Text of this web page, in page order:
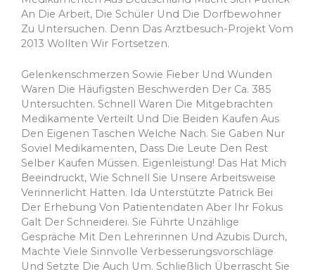
An Die Arbeit, Die Schüler Und Die Dorfbewohner
Zu Untersuchen. Denn Das Arztbesuch-Projekt Vom
2013 Wollten Wir Fortsetzen.
Gelenkenschmerzen Sowie Fieber Und Wunden
Waren Die Häufigsten Beschwerden Der Ca. 385
Untersuchten. Schnell Waren Die Mitgebrachten
Medikamente Verteilt Und Die Beiden Kaufen Aus
Den Eigenen Taschen Welche Nach. Sie Gaben Nur
Soviel Medikamenten, Dass Die Leute Den Rest
Selber Kaufen Müssen. Eigenleistung! Das Hat Mich
Beeindruckt, Wie Schnell Sie Unsere Arbeitsweise
Verinnerlicht Hatten. Ida Unterstützte Patrick Bei
Der Erhebung Von Patientendaten Aber Ihr Fokus
Galt Der Schneiderei. Sie Führte Unzählige
Gespräche Mit Den Lehrerinnen Und Azubis Durch,
Machte Viele Sinnvolle Verbesserungsvorschläge
Und Setzte Die Auch Um. Schließlich Überrascht Sie